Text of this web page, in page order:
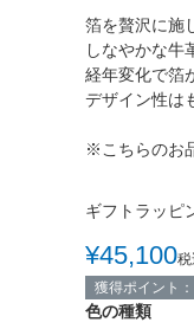
箔を贅沢に施
しなやかな牛
経年変化で箔
デザイン性は
※こちらのお
ギフトラッピ
¥45,100税
獲得ポイント：
色の種類